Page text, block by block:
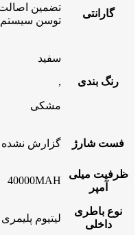
گارانتی
تضمین اصالت
توسن سیستم
رنگ بندی
سفید
,
مشکی
فست شارژ گزارش نشده
ظرفیت میلی
آمپر
40000MAH
نوع باطری
داخلی
لیتیوم پلیمری